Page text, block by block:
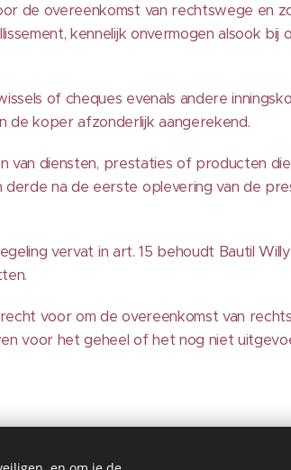
de overeenkomst van rechtswege en
kennelijk onvermogen alsook bij
of cheques evenals andere
de koper afzonderlijk aangerekend.
van diensten, prestaties of producten
na de eerste oplevering van de
vervat in art. 15 behoudt Bautil
voor om de overeenkomst van
voor het geheel of het nog niet